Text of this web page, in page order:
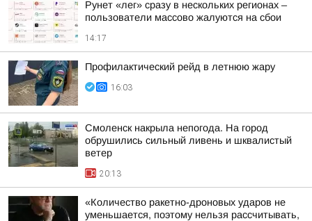
Рунет «лег» сразу в нескольких регионах –
пользователи массово жалуются на сбои
14:17
Профилактический рейд в летнюю жару
16:03
Смоленск накрыла непогода. На город
обрушились сильный ливень и шквалистый
ветер
20:13
«Количество ракетно-дроновых ударов не
уменьшается, поэтому нельзя рассчитывать,